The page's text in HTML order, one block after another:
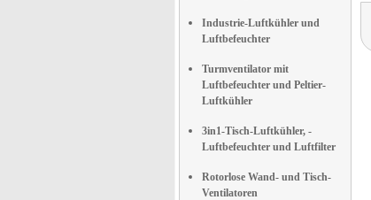
Industrie-Luftkühler und
Luftbefeuchter
Turmventilator mit
Luftbefeuchter und Peltier-
Luftkühler
3in1-Tisch-Luftkühler, -
Luftbefeuchter und Luftfilter
Rotorlose Wand- und Tisch-
Ventilatoren